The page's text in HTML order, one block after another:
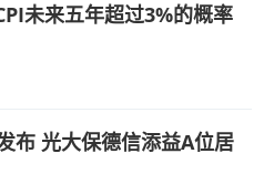
未来五年超过3%的概率
布 光大保德信添益A位居